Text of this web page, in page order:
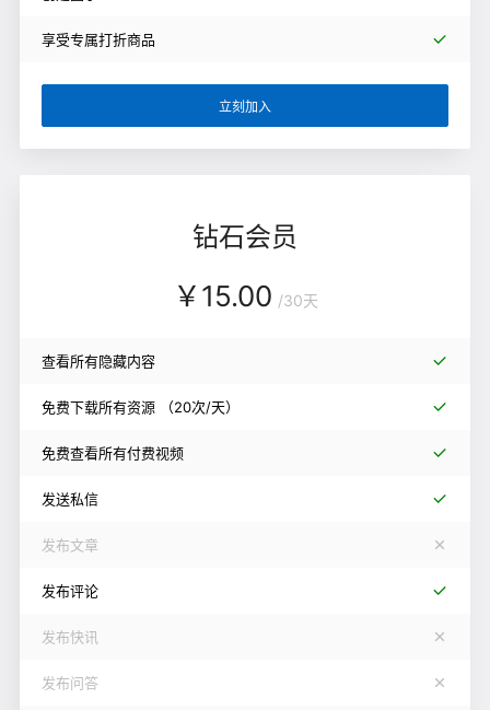
享受专属打折商品
立刻加入
钻石会员
￥15.00 /30天
查看所有隐藏内容
免费下载所有资源 （20次/天）
免费查看所有付费视频
发送私信
发布文章
发布评论
发布快讯
发布问答